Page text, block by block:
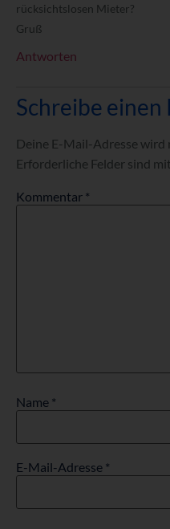
rücksichtslosen Mieter?
Gruß
Antworten
Schreibe
Deine E-Mail-Adresse
Erforderliche Felder sind mit
Kommentar *
Name *
E-Mail-Adresse *